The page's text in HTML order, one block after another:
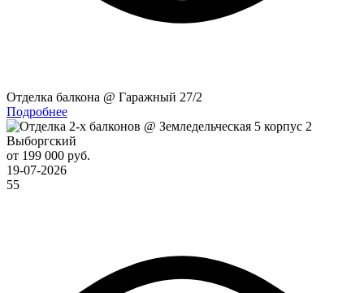
Отделка балкона @ Гаражный 27/2
Подробнее
Выборгский
от 199 000 руб.
19-07-2026
55